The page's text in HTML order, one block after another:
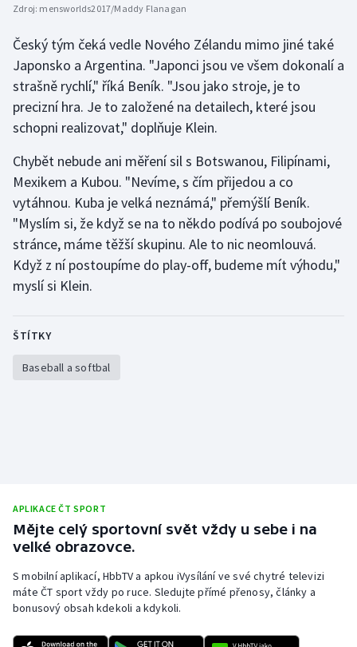
Zdroj: mensworlds2017/Maddy Flanagan
Český tým čeká vedle Nového Zélandu mimo jiné také
Japonsko a Argentina. "Japonci jsou ve všem dokonalí a
strašně rychlí," říká Beník. "Jsou jako stroje, je to
precizní hra. Je to založené na detailech, které jsou
schopni realizovat," doplňuje Klein.
Chybět nebude ani měření sil s Botswanou, Filipínami,
Mexikem a Kubou. "Nevíme, s čím přijedou a co
vytáhnou. Kuba je velká neznámá," přemýšlí Beník.
"Myslím si, že když se na to někdo podívá po soubojové
stránce, máme těžší skupinu. Ale to nic neomlouvá.
Když z ní postoupíme do play-off, budeme mít výhodu,"
myslí si Klein.
ŠTÍTKY
Baseball a softbal
APLIKACE ČT SPORT
Mějte celý sportovní svět vždy u sebe i na
velké obrazovce.
S mobilní aplikací, HbbTV a apkou iVysílání ve své chytré televizi
máte ČT sport vždy po ruce. Sledujte přímé přenosy, články a
bonusový obsah kdekoli a kdykoli.